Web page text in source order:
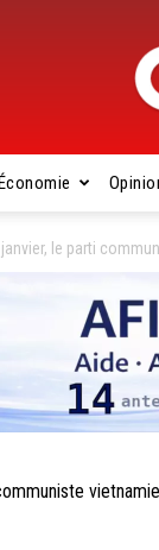
janvier, le parti